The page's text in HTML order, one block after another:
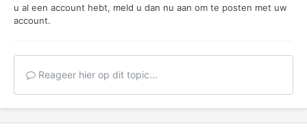
u al een account hebt, meld u dan nu aan om te posten met uw
account.
Reageer hier op dit topic...